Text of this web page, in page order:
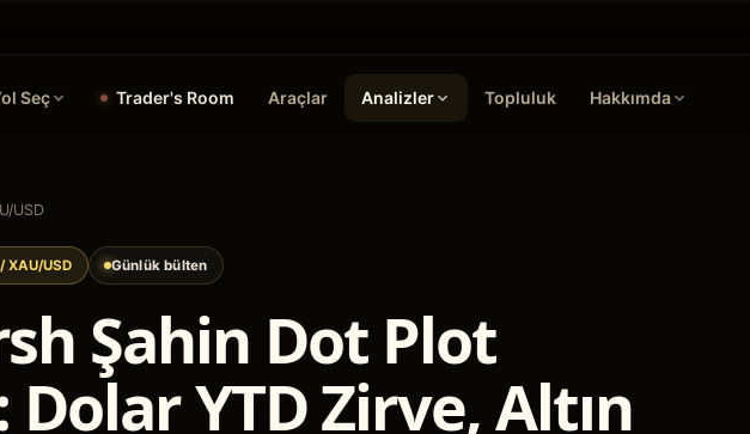
Seç Trader's Room Araçlar Analizler Topluluk Hakkımda
USD
XAU/USD Günlük bülten
Şahin Dot Plot
YTD Zirve, Altın